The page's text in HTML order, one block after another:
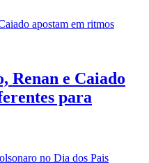
Renan e Caiado
para